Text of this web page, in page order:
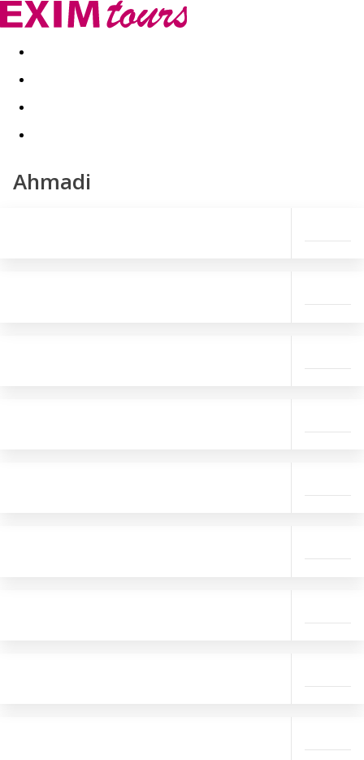
Akční nabídky Last minute
Ahmadi